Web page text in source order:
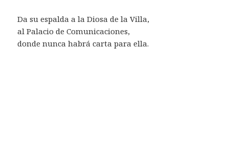
Da su espalda a la Diosa de la Villa,
al Palacio de Comunicaciones,
donde nunca habrá carta para ella.